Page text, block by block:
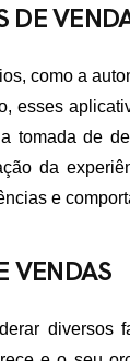
DE
como a
esses
tomada de
da
e
VENDAS
diversos